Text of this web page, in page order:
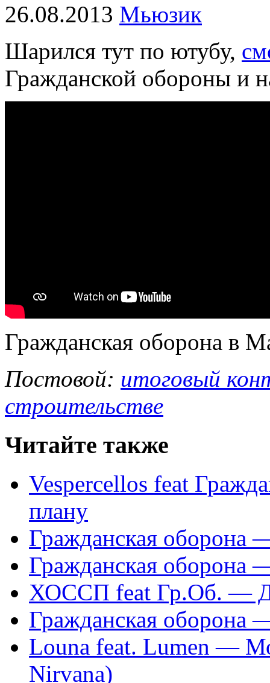
26.08.2013 Мьюзик
Шарился тут по ютубу,
Гражданской обороны и
Гражданская оборона в
Постовой: итоговый
строительстве
Читайте также
Vespercellos feat
плану
Гражданская оборона
Гражданская оборона
ХОССП feat Гр.Об. —
Гражданская
Louna feat. Lumen —
Nirvana)